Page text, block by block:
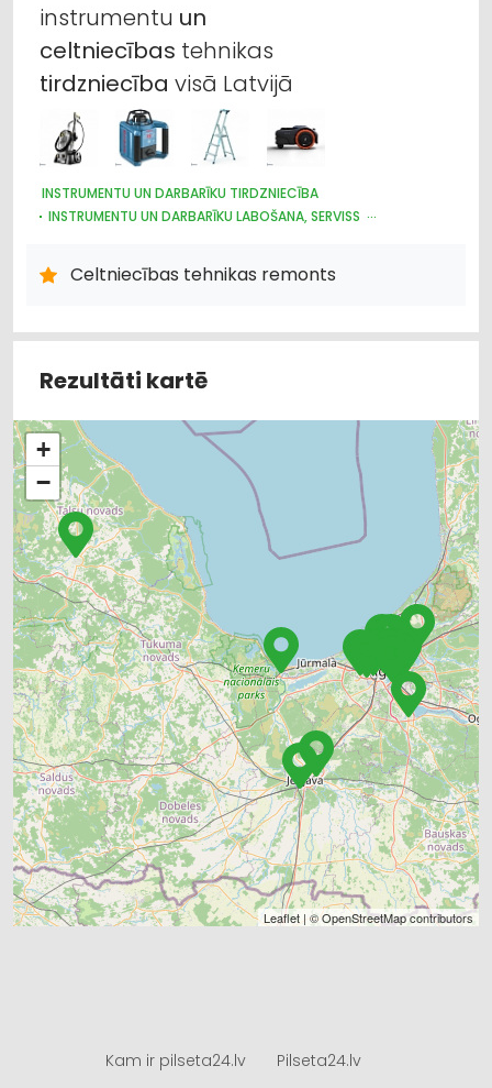
instrumentu un
celtniecības tehnikas
tirdzniecība visā Latvijā
INSTRUMENTU UN DARBARĪKU TIRDZNIECĪBA
INSTRUMENTU UN DARBARĪKU LABOŠANA, SERVISS
DĀRZA TEHNIKA UN INVENTĀRS
IEKRAUŠANAS UN IZKRAUŠANAS TEHNIKA
DZINĒJI, MOTORI, TO REMONTS
METĀLAPSTRĀDES IEKĀRTAS UN INSTRUMENTI
HIDRAULISKĀS UN PNEIMATISKĀS IERĪCES
LABIEKĀRTOŠANA, APZAĻUMOŠANA
UZKOPŠANAS LĪDZEKĻI UN TEHNIKA, PROFESIONĀLĀ
Celtniecības tehnikas remonts
Rezultāti kartē
+
−
Leaflet| ©OpenStreetMapcontributors
Kam ir pilseta24.lv Pilseta24.lv